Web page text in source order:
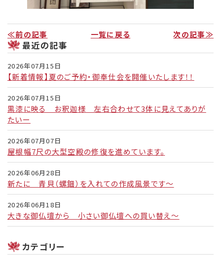
≪前の記事 一覧に戻る 次の記事≫
最近の記事
2026年07月15日
【新着情報】夏のご予約・御奉仕会を開催いたします！！
2026年07月15日
黒漆に映る お釈迦様 左右合わせて3体に見えてありが
たいー
2026年07月07日
屋根幅7尺の大型空殿の修復を進めています。
2026年06月28日
新たに 青貝（螺鈿）を入れての作成風景です～
2026年06月18日
大きな御仏壇から 小さい御仏壇への買い替え～
カテゴリー